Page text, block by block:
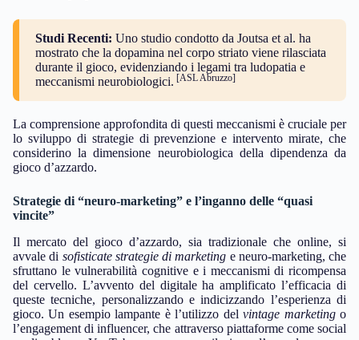
Studi Recenti: Uno studio condotto da Joutsa et al. ha
mostrato che la dopamina nel corpo striato viene rilasciata
durante il gioco, evidenziando i legami tra ludopatia e
meccanismi neurobiologici. [ASL Abruzzo]
La comprensione approfondita di questi meccanismi è cruciale per
lo sviluppo di strategie di prevenzione e intervento mirate, che
considerino la dimensione neurobiologica della dipendenza da
gioco d’azzardo.
Strategie di “neuro-marketing” e l’inganno delle “quasi
vincite”
Il mercato del gioco d’azzardo, sia tradizionale che online, si
avvale di sofisticate strategie di marketing e neuro-marketing, che
sfruttano le vulnerabilità cognitive e i meccanismi di ricompensa
del cervello. L’avvento del digitale ha amplificato l’efficacia di
queste tecniche, personalizzando e indicizzando l’esperienza di
gioco. Un esempio lampante è l’utilizzo delvintage marketingo
l’engagement di influencer, che attraverso piattaforme come social